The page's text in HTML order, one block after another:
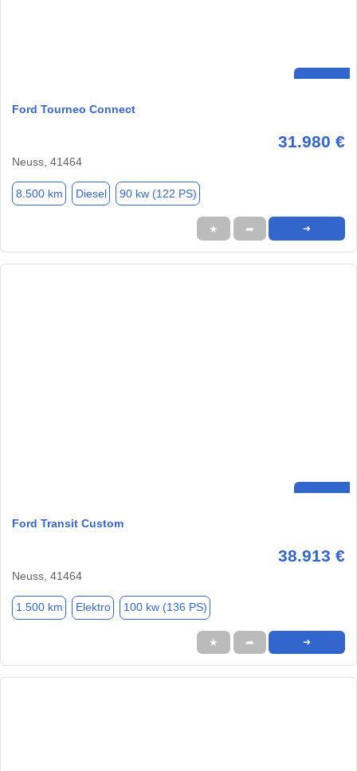
Ford Tourneo Connect
31.980 €
Neuss, 41464
8.500 km Diesel 90 kw (122 PS)
★ ➦ ➜
Ford Transit Custom
38.913 €
Neuss, 41464
1.500 km Elektro 100 kw (136 PS)
★ ➦ ➜